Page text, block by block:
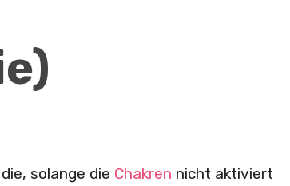
solange die Chakren nicht aktiviert